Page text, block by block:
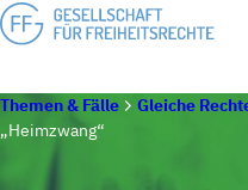
Themen & Fälle
Gleiche
„Heimzwang“